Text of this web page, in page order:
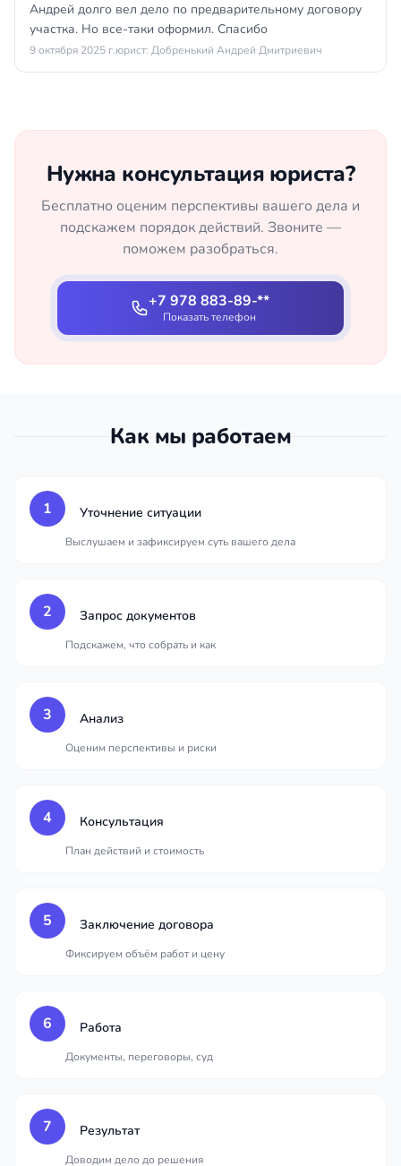
Андрей долго вел дело по предварительному договору
участка. Но все-таки оформил. Спасибо
9 октября 2025 г.юрист: Добренький Андрей Дмитриевич
Нужна консультация юриста?
Бесплатно оценим перспективы вашего дела и
подскажем порядок действий. Звоните —
поможем разобраться.
+7 978 883-89-**
Показать телефон
Как мы работаем
1 Уточнение ситуации
Выслушаем и зафиксируем суть вашего дела
2 Запрос документов
Подскажем, что собрать и как
3 Анализ
Оценим перспективы и риски
4 Консультация
План действий и стоимость
5 Заключение договора
Фиксируем объём работ и цену
6 Работа
Документы, переговоры, суд
7 Результат
Доводим дело до решения